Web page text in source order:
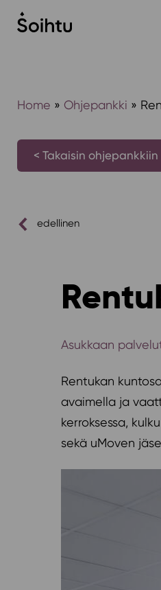
Siirry
sisältöön
Home » Ohjepankki »
< Takaisin ohjepankkiin
edellinen
Asukkaan
Rentukan
avaimella ja
kerroksessa,
sekä uMoven